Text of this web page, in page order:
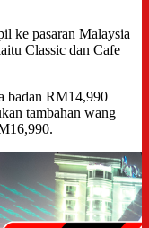
ke pasaran Malaysia
Classic dan Cafe
badan RM14,990
tambahan wang